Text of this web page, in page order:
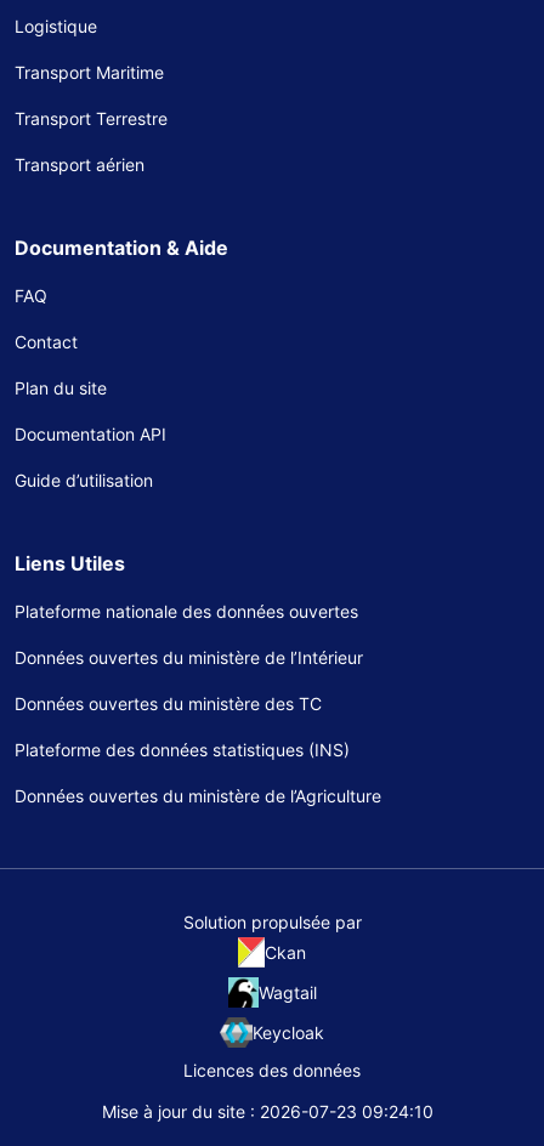
Logistique
Transport Maritime
Transport Terrestre
Transport aérien
Documentation & Aide
FAQ
Contact
Plan du site
Documentation API
Guide d’utilisation
Liens Utiles
Plateforme nationale des données ouvertes
Données ouvertes du ministère de l’Intérieur
Données ouvertes du ministère des TC
Plateforme des données statistiques (INS)
Données ouvertes du ministère de l’Agriculture
Solution propulsée par
Ckan
Wagtail
Keycloak
Licences des données
Mise à jour du site : 2026-07-23 09:24:10